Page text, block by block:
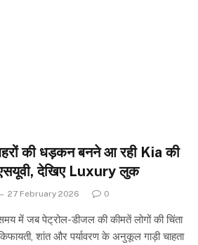
की धड़कन बनने आ रही Kia की
देखिए Luxury लुक
27 February 2026 0
में जब पेट्रोल-डीजल की कीमतें लोगों की चिंता
शांत और पर्यावरण के अनुकूल गाड़ी चाहता